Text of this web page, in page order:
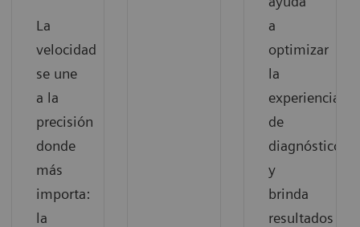
La
velocidad
se une
a la
precisión
donde
más
importa:
la
a
optimizar
la
experiencia
de
diagnóstico
y
brinda
resultados